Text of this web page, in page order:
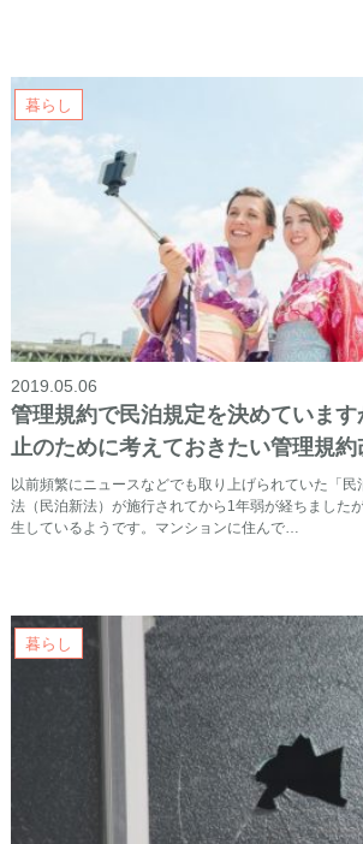
暮らし
2019.05.06
管理規約で民泊規定を決めていま
止のために考えておきたい管理規約
以前頻繁にニュースなどでも取り上げられていた「
法（民泊新法）が施行されてから1年弱が経ちました
生しているようです。マンションに住んで…
暮らし